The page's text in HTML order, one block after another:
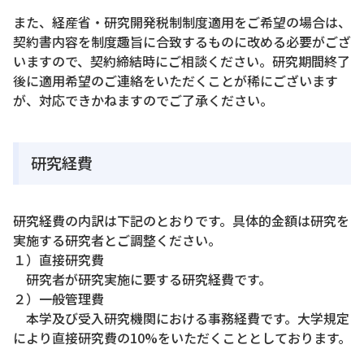
また、経産省・研究開発税制制度適用をご希望の場合は、
契約書内容を制度趣旨に合致するものに改める必要がござ
いますので、契約締結時にご相談ください。研究期間終了
後に適用希望のご連絡をいただくことが稀にございます
が、対応できかねますのでご了承ください。
研究経費
研究経費の内訳は下記のとおりです。具体的金額は研究を
実施する研究者とご調整ください。
１）直接研究費
研究者が研究実施に要する研究経費です。
２）一般管理費
本学及び受入研究機関における事務経費です。大学規定
により直接研究費の10%をいただくこととしております。